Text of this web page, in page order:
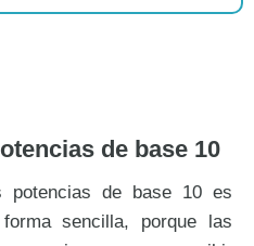
de base 10
de base 10 es
sencilla, porque las